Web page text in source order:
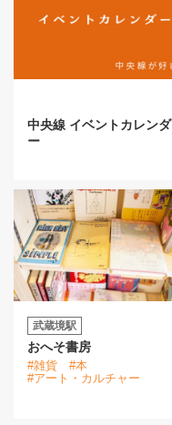
中央線 イベントカレンダ
ー
武蔵境駅
おへそ書房
#雑貨
#本
#アート・カルチャー